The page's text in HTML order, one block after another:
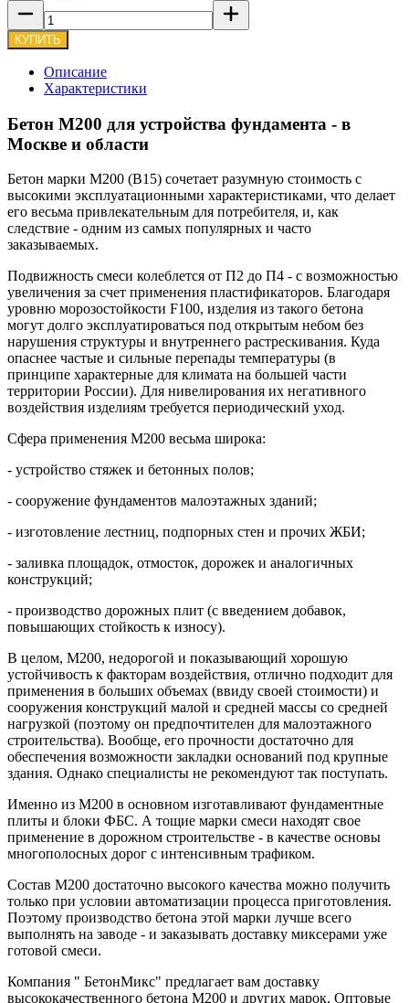
КУПИТЬ
Описание
Характеристики
Бетон М200 для устройства фундамента - в
Москве и области
Бетон марки М200 (В15) сочетает разумную стоимость с
высокими эксплуатационными характеристиками, что делает
его весьма привлекательным для потребителя, и, как
следствие - одним из самых популярных и часто
заказываемых.
Подвижность смеси колеблется от П2 до П4 - с возможностью
увеличения за счет применения пластификаторов. Благодаря
уровню морозостойкости F100, изделия из такого бетона
могут долго эксплуатироваться под открытым небом без
нарушения структуры и внутреннего растрескивания. Куда
опаснее частые и сильные перепады температуры (в
принципе характерные для климата на большей части
территории России). Для нивелирования их негативного
воздействия изделиям требуется периодический уход.
Сфера применения М200 весьма широка:
- устройство стяжек и бетонных полов;
- сооружение фундаментов малоэтажных зданий;
- изготовление лестниц, подпорных стен и прочих ЖБИ;
- заливка площадок, отмосток, дорожек и аналогичных
конструкций;
- производство дорожных плит (с введением добавок,
повышающих стойкость к износу).
В целом, М200, недорогой и показывающий хорошую
устойчивость к факторам воздействия, отлично подходит для
применения в больших объемах (ввиду своей стоимости) и
сооружения конструкций малой и средней массы со средней
нагрузкой (поэтому он предпочтителен для малоэтажного
строительства). Вообще, его прочности достаточно для
обеспечения возможности закладки оснований под крупные
здания. Однако специалисты не рекомендуют так поступать.
Именно из М200 в основном изготавливают фундаментные
плиты и блоки ФБС. А тощие марки смеси находят свое
применение в дорожном строительстве - в качестве основы
многополосных дорог с интенсивным трафиком.
Состав М200 достаточно высокого качества можно получить
только при условии автоматизации процесса приготовления.
Поэтому производство бетона этой марки лучше всего
выполнять на заводе - и заказывать доставку миксерами уже
готовой смеси.
Компания " БетонМикс" предлагает вам доставку
высококачественного бетона М200 и других марок. Оптовые